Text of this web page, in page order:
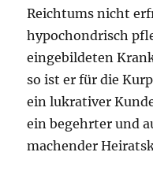
Reichtums nicht
hypochondrisch
eingebildeten
so ist er für die
ein lukrativer
ein begehrter und
machender